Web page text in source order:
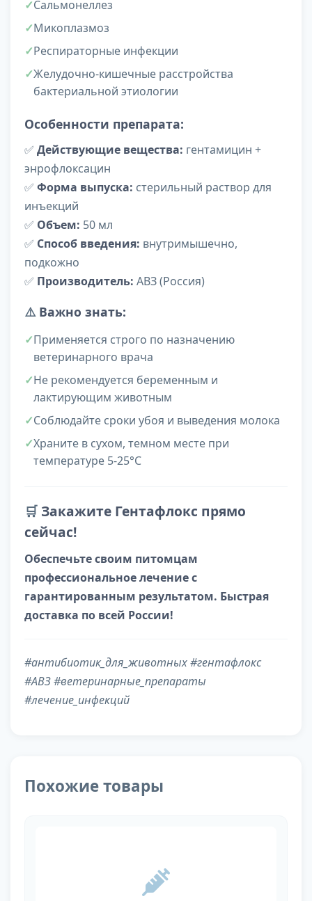
Сальмонеллез
Микоплазмоз
Респираторные инфекции
Желудочно-кишечные расстройства
бактериальной этиологии
Особенности препарата:
✅ Действующие вещества: гентамицин +
энрофлоксацин
✅ Форма выпуска: стерильный раствор для
инъекций
✅ Объем: 50 мл
✅ Способ введения: внутримышечно,
подкожно
✅ Производитель: АВЗ (Россия)
⚠️ Важно знать:
Применяется строго по назначению
ветеринарного врача
Не рекомендуется беременным и
лактирующим животным
Соблюдайте сроки убоя и выведения молока
Храните в сухом, темном месте при
температуре 5-25°C
🛒 Закажите Гентафлокс прямо
сейчас!
Обеспечьте своим питомцам
профессиональное лечение с
гарантированным результатом. Быстрая
доставка по всей России!
#антибиотик_для_животных #гентафлокс
#АВЗ #ветеринарные_препараты
#лечение_инфекций
Похожие товары